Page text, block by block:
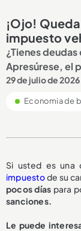
¡Ojo!
impuesto
¿Tienes
Apresúrese, el
29 de julio de 2026
Economia de
Si usted es una
impuestode su
pocos días para
sanciones.
Le puede